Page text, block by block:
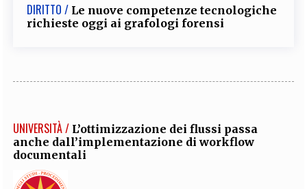
DIRITTO / Le nuove competenze tecnologiche
richieste oggi ai grafologi forensi
UNIVERSITÀ / L’ottimizzazione dei flussi passa
anche dall’implementazione di workflow
documentali